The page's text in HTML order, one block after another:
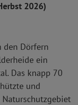
2026)
den Dörfern
ein
Das knapp 70
und